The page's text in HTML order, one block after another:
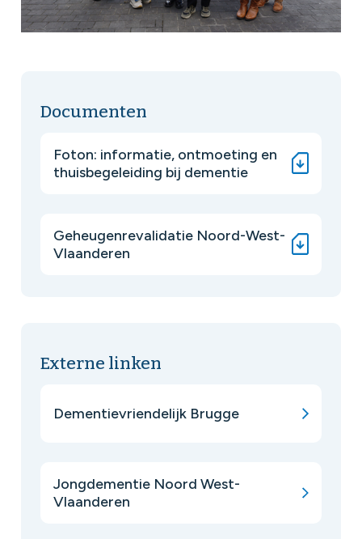
Documenten
Foton: informatie, ontmoeting en
thuisbegeleiding bij dementie
Geheugenrevalidatie Noord-West-
Vlaanderen
Externe linken
Dementievriendelijk Brugge
Jongdementie Noord West-
Vlaanderen